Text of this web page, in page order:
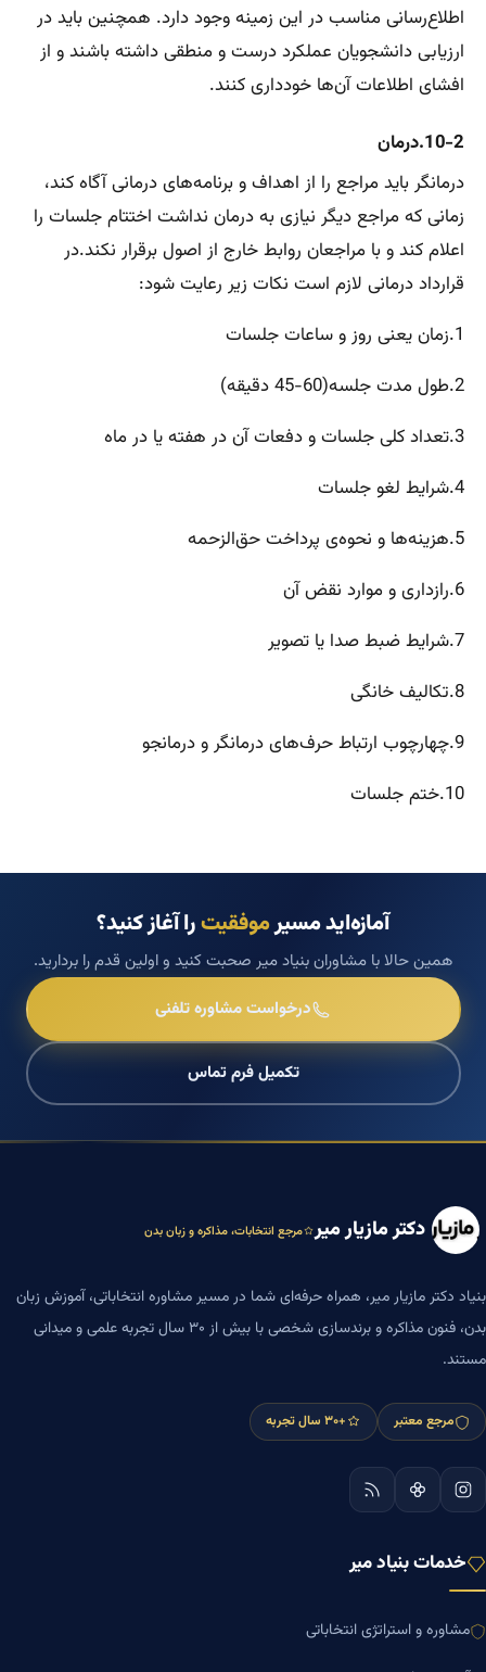
اطلاع‌رسانی مناسب در این زمینه وجود دارد. همچنین باید در
ارزیابی دانشجویان عملکرد درست و منطقی داشته باشند و از
افشای اطلاعات آن‌ها خودداری کنند.
10-2.درمان
درمانگر باید مراجع را از اهداف و برنامه‌های درمانی آگاه کند،
زمانی که مراجع دیگر نیازی به درمان نداشت اختتام جلسات را
اعلام کند و با مراجعان روابط خارج از اصول برقرار نکند.در
قرارداد درمانی لازم است نکات زیر رعایت شود:
1.زمان یعنی روز و ساعات جلسات
2.طول مدت جلسه(60-45 دقیقه)
3.تعداد کلی جلسات و دفعات آن در هفته یا در ماه
4.شرایط لغو جلسات
5.هزینه‌ها و نحوه‌ی پرداخت حق‌الزحمه
6.رازداری و موارد نقض آن
7.شرایط ضبط صدا یا تصویر
8.تکالیف خانگی
9.چهارچوب ارتباط حرف‌های درمانگر و درمانجو
10.ختم جلسات
آمازه‌اید مسیرموفقیترا آغاز کنید؟
همین حالا با مشاوران بنیاد میر صحبت کنید و اولین قدم را بردارید.
درخواست مشاوره تلفنی
تکمیل فرم تماس
دکتر مازیار میر مرجع انتخابات، مذاکره و زبان بدن
بنیاد دکتر مازیار میر، همراه حرفه‌ای شما در مسیر مشاوره انتخاباتی، آموزش زبان
بدن، فنون مذاکره و برندسازی شخصی با بیش از ۳۰ سال تجربه علمی و میدانی
مستند.
مرجع معتبر +۳۰ سال تجربه
خدمات بنیاد میر
مشاوره و استراتژی انتخاباتی